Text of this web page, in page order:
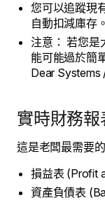
您可以追蹤現
自動扣減庫存。
注意： 若您是
能可能過於簡
Dear Systems
實時財務
這是老闆最需要
損益表 (Profit
資產負債表